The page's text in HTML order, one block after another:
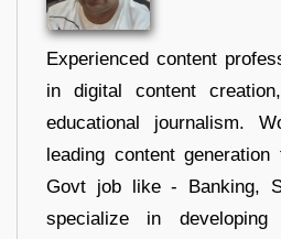
Experienced content
in digital content
educational journalism.
leading content
Govt job like - Banking,
specialize in developing